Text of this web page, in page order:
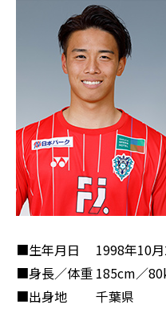
■生年月日
1998年10月
■身長／体重 185cm／
■出身地
千葉県